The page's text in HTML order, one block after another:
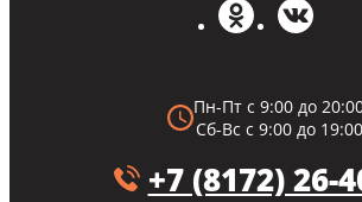
Пн-Пт с 9:00 до
Сб-Вс с 9:00 до 19:00
+7 (8172) 26-